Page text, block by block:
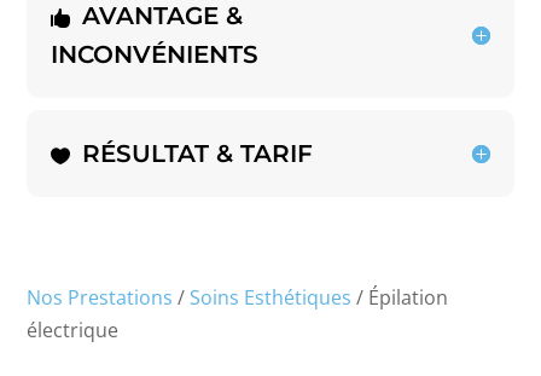
AVANTAGE &
INCONVÉNIENTS
RÉSULTAT & TARIF
Nos Prestations / Soins Esthétiques / Épilation
électrique